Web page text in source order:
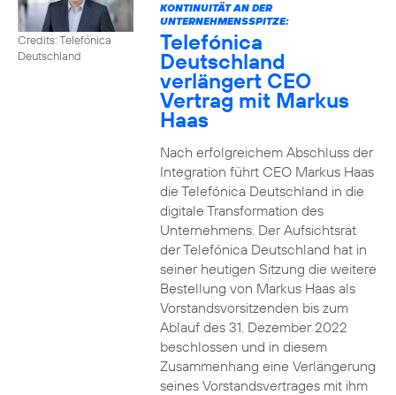
Credits: Telefónica
Deutschland
KONTINUITÄT AN DER
UNTERNEHMENSSPITZE:
Telefónica
Deutschland
verlängert CEO
Vertrag mit Markus
Haas
Nach erfolgreichem Abschluss der
Integration führt CEO Markus Haas
die Telefónica Deutschland in die
digitale Transformation des
Unternehmens. Der Aufsichtsrat
der Telefónica Deutschland hat in
seiner heutigen Sitzung die weitere
Bestellung von Markus Haas als
Vorstandsvorsitzenden bis zum
Ablauf des 31. Dezember 2022
beschlossen und in diesem
Zusammenhang eine Verlängerung
seines Vorstandsvertrages mit ihm